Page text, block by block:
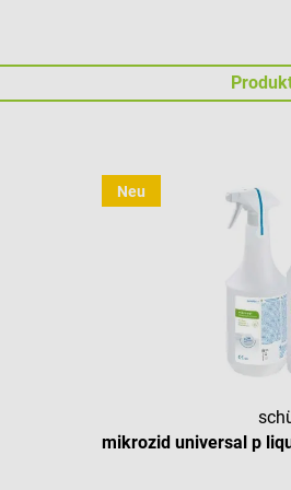
Neu
mikrozid universal p